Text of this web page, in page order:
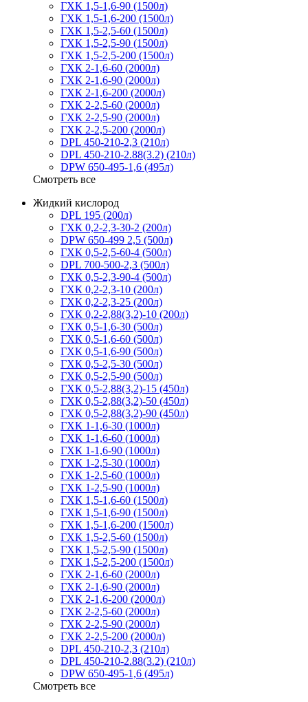
ГХК 1,5-1,6-90 (1500л)
ГХК 1,5-1,6-200 (1500л)
ГХК 1,5-2,5-60 (1500л)
ГХК 1,5-2,5-90 (1500л)
ГХК 1,5-2,5-200 (1500л)
ГХК 2-1,6-60 (2000л)
ГХК 2-1,6-90 (2000л)
ГХК 2-1,6-200 (2000л)
ГХК 2-2,5-60 (2000л)
ГХК 2-2,5-90 (2000л)
ГХК 2-2,5-200 (2000л)
DPL 450-210-2,3 (210л)
DPL 450-210-2.88(3.2) (210л)
DPW 650-495-1,6 (495л)
Смотреть все
Жидкий кислород
DPL 195 (200л)
ГХК 0,2-2,3-30-2 (200л)
DPW 650-499 2,5 (500л)
ГХК 0,5-2,5-60-4 (500л)
DPL 700-500-2,3 (500л)
ГХК 0,5-2,3-90-4 (500л)
ГХК 0,2-2,3-10 (200л)
ГХК 0,2-2,3-25 (200л)
ГХК 0,2-2,88(3,2)-10 (200л)
ГХК 0,5-1,6-30 (500л)
ГХК 0,5-1,6-60 (500л)
ГХК 0,5-1,6-90 (500л)
ГХК 0,5-2,5-30 (500л)
ГХК 0,5-2,5-90 (500л)
ГХК 0,5-2,88(3,2)-15 (450л)
ГХК 0,5-2,88(3,2)-50 (450л)
ГХК 0,5-2,88(3,2)-90 (450л)
ГХК 1-1,6-30 (1000л)
ГХК 1-1,6-60 (1000л)
ГХК 1-1,6-90 (1000л)
ГХК 1-2,5-30 (1000л)
ГХК 1-2,5-60 (1000л)
ГХК 1-2,5-90 (1000л)
ГХК 1,5-1,6-60 (1500л)
ГХК 1,5-1,6-90 (1500л)
ГХК 1,5-1,6-200 (1500л)
ГХК 1,5-2,5-60 (1500л)
ГХК 1,5-2,5-90 (1500л)
ГХК 1,5-2,5-200 (1500л)
ГХК 2-1,6-60 (2000л)
ГХК 2-1,6-90 (2000л)
ГХК 2-1,6-200 (2000л)
ГХК 2-2,5-60 (2000л)
ГХК 2-2,5-90 (2000л)
ГХК 2-2,5-200 (2000л)
DPL 450-210-2,3 (210л)
DPL 450-210-2.88(3.2) (210л)
DPW 650-495-1,6 (495л)
Смотреть все